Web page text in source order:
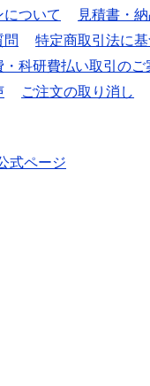
ついて
見積書・
問
特定商取引法に
・科研費払い取引のご
ご注文の取り消し
式ページ